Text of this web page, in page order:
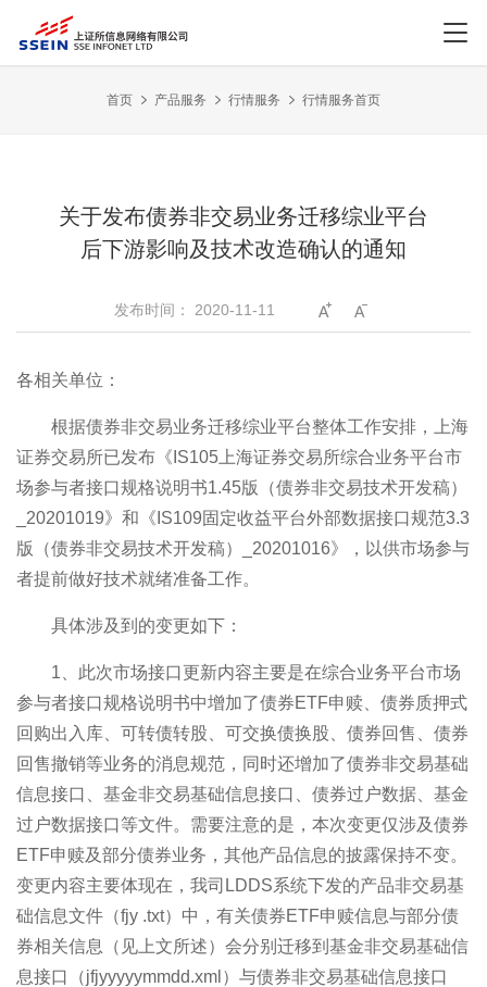
首页 产品服务 行情服务 行情服务首页
关于发布债券非交易业务迁移综业平台
后下游影响及技术改造确认的通知
发布时间： 2020-11-11
各相关单位：
根据债券非交易业务迁移综业平台整体工作安排，上海
证券交易所已发布《IS105上海证券交易所综合业务平台市
场参与者接口规格说明书1.45版（债券非交易技术开发稿）
_20201019》和《IS109固定收益平台外部数据接口规范3.3
版（债券非交易技术开发稿）_20201016》，以供市场参与
者提前做好技术就绪准备工作。
具体涉及到的变更如下：
1、此次市场接口更新内容主要是在综合业务平台市场
参与者接口规格说明书中增加了债券ETF申赎、债券质押式
回购出入库、可转债转股、可交换债换股、债券回售、债券
回售撤销等业务的消息规范，同时还增加了债券非交易基础
信息接口、基金非交易基础信息接口、债券过户数据、基金
过户数据接口等文件。需要注意的是，本次变更仅涉及债券
ETF申赎及部分债券业务，其他产品信息的披露保持不变。
变更内容主要体现在，我司LDDS系统下发的产品非交易基
础信息文件（fjy .txt）中，有关债券ETF申赎信息与部分债
券相关信息（见上文所述）会分别迁移到基金非交易基础信
息接口（jfjyyyyymmdd.xml）与债券非交易基础信息接口